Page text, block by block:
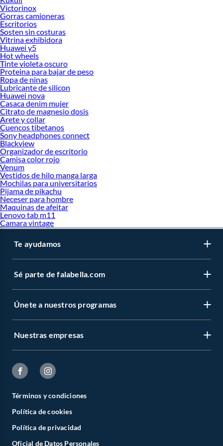
cosmético es fácil de reaplicar durante el día, lo que es esencial para garantizar
una protección solar eficaz. No importa si estás en la playa, en la piscina, o
simplemente disfrutando de un día al aire libre, un protector solar en spray es un
compañero fiable. Entra en Falabella Perú y conoce toda la oferta que hemos
preparado para ti.
Protector solar en spray
Elprotector solar en spray
principalmente por su facilidad de uso. Ahora sin ningún problema puedes
simplemente rociarlo sobre tu piel y frotarlo un poco para asegurarte de que
toda tu piel está cubierta y protegida. Y, al igual que los otros productos en spray
que hemos mencionado, es fácil de reaplicar, por lo que no tienes que
preocuparte si sudas o si te bañas en la piscina o en el mar.
Todos losbloqueadores solares
opciones prácticas y eficientes para proteger tu piel del sol durante todo el año.
Así que visita nuestro catálogo virtual ahora y haz tu pedido ya!
Productos destacados:
Bloqueador la Roche Posay
Bloqueador ISDIN
Bloqueador Nivea
Bloqueador Eucerin
Bloqueador Avene
Bloqueador Hawaiian Tropic
Bloqueador en spray
Bloqueador para piel grasa
Victorinox
Gorras camioneras
Escritorios
Sosten sin costuras
Vitrina exhibidora
Huawei y5
Hot wheels
Tinte violeta oscuro
Proteina para bajar de peso
Ropa de ninas
Lubricante de silicon
Huawei nova
Casaca denim mujer
Citrato de magnesio dosis
Arete y collar
Cuencos tibetanos
Sony headphones connect
Blackview
Organizador de escritorio
Camisa color rojo
Venum
Vestidos de hilo manga larga
Mochilas para universitarios
Pijama de pikachu
Neceser para hombre
Maquinas de afeitar
Lenovo tab m11
Camara vintage
Te ayudamos
Sé parte de falabella.com
Únete a nuestros programas
Nuestras empresas
Términos y condiciones
Política de cookies
Política de privacidad
Oficial de Datos Personales